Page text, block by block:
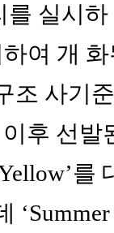
를 실시
여 개
조 사기
후 선발
를